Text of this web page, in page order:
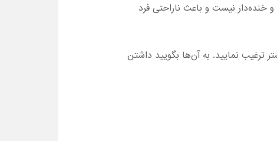
خنده‌دار نیست و باعث ناراحتی فرد
ترغیب نمایید. به آن‌ها بگویید داشتن